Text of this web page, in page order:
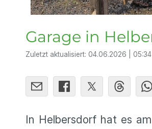
Garage in
Zuletzt aktualisiert: 04.06.2026 |
In Helbersdorf hat es